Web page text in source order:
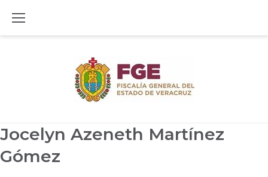
Jocelyn Azeneth Martínez
Gómez